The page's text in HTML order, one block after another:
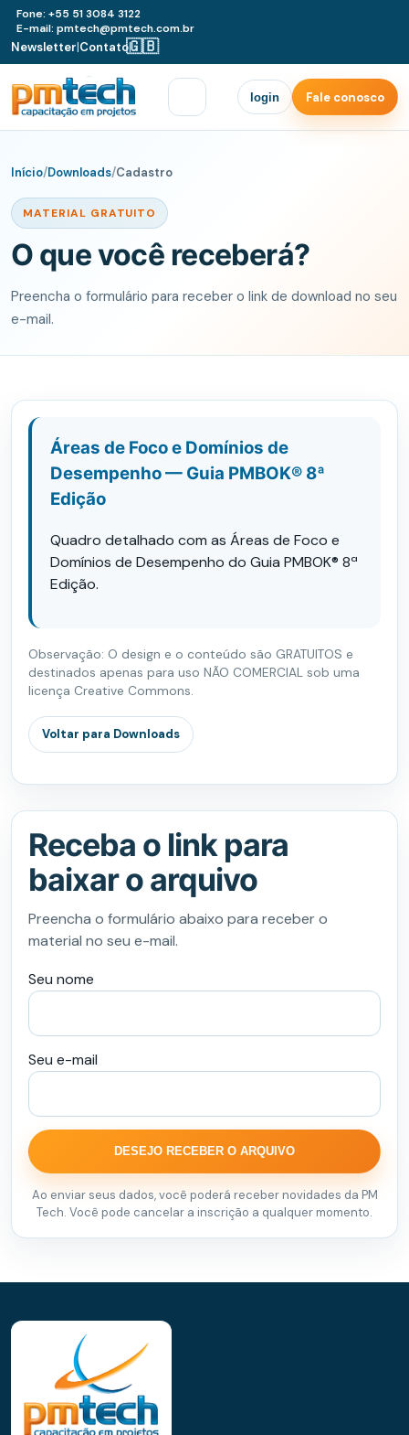
Fone: +55 51 3084 3122
E-mail: pmtech@pmtech.com.br
Newsletter|Contato|
🇬🇧
login Fale conosco
Início/Downloads/Cadastro
MATERIAL GRATUITO
O que você receberá?
Preencha o formulário para receber o link de download no seu
e-mail.
Áreas de Foco e Domínios de
Desempenho — Guia PMBOK® 8ª
Edição
Quadro detalhado com as Áreas de Foco e
Domínios de Desempenho do Guia PMBOK® 8ª
Edição.
Observação: O design e o conteúdo são GRATUITOS e
destinados apenas para uso NÃO COMERCIAL sob uma
licença Creative Commons.
Voltar para Downloads
Receba o link para
baixar o arquivo
Preencha o formulário abaixo para receber o
material no seu e-mail.
Seu nome
Seu e-mail
DESEJO RECEBER O ARQUIVO
Ao enviar seus dados, você poderá receber novidades da PM
Tech. Você pode cancelar a inscrição a qualquer momento.